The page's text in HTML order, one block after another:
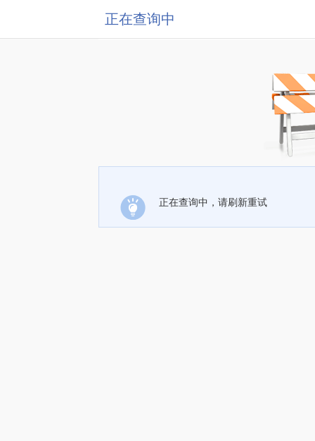
正在查询中
正在查询中，请刷新重试